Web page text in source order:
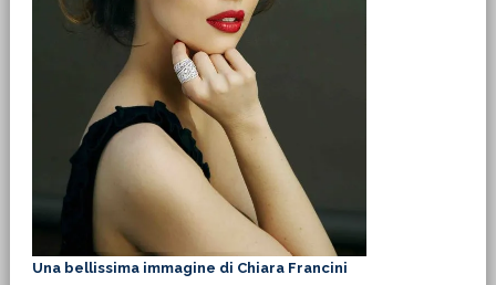
Una bellissima immagine di Chiara Francini